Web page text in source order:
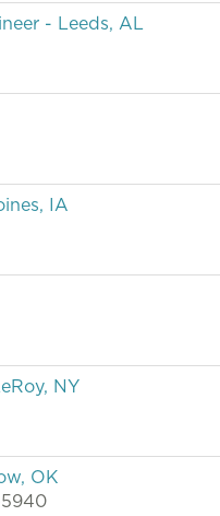
- Leeds, AL
IA
NY
OK
5940